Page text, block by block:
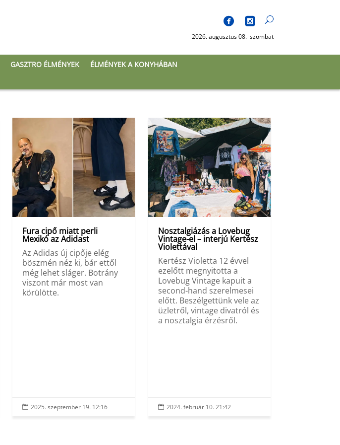
2026. augusztus 08. szombat
GASZTRO ÉLMÉNYEK
ÉLMÉNYEK A KONYHÁBAN
Fura cipő miatt perli
Mexikó az Adidast
Az Adidas új cipője elég
böszmén néz ki, bár ettől
még lehet sláger. Botrány
viszont már most van
körülötte.
 2025. szeptember 19. 12:16
Nosztalgiázás a Lovebug
Vintage-el – interjú Kertész
Violettával
Kertész Violetta 12 évvel
ezelőtt megnyitotta a
Lovebug Vintage kapuit a
second-hand szerelmesei
előtt. Beszélgettünk vele az
üzletről, vintage divatról és
a nosztalgia érzésről.
 2024. február 10. 21:42